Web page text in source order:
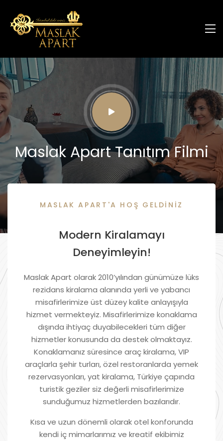
Maslak Apart Tanıtım Filmi
MASLAK APART'A HOŞ GELDİNİZ
Modern Kiralamayı
Deneyimleyin!
Maslak Apart olarak 2010’yılından günümüze lüks
rezidans kiralama alanında yerli ve yabancı
misafirlerimize üst düzey kalite anlayışıyla
hizmet vermekteyiz. Misafirlerimize konaklama
dışında ihtiyaç duyabilecekleri tüm diğer
hizmetler konusunda da destek olmaktayız.
Konaklamanız süresince araç kiralama, VIP
araçlarla şehir turları, özel restoranlarda yemek
rezervasyonları, yat kiralama, Türkiye çapında
turistik geziler siz değerli misafirlerimize
sunduğumuz hizmetlerden bazılarıdır.
Kısa ve uzun dönemli olarak otel konforunda
kendi iç mimarlarımız ve kreatif ekibimiz